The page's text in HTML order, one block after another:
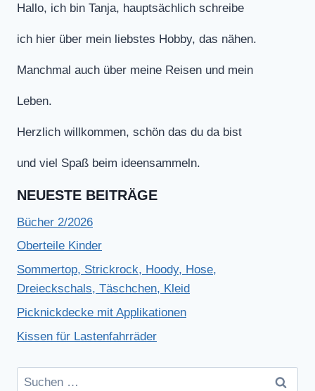
Hallo, ich bin Tanja, hauptsächlich schreibe
ich hier über mein liebstes Hobby, das nähen.
Manchmal auch über meine Reisen und mein
Leben.
Herzlich willkommen, schön das du da bist
und viel Spaß beim ideensammeln.
NEUESTE BEITRÄGE
Bücher 2/2026
Oberteile Kinder
Sommertop, Strickrock, Hoody, Hose,
Dreieckschals, Täschchen, Kleid
Picknickdecke mit Applikationen
Kissen für Lastenfahrräder
Suchen